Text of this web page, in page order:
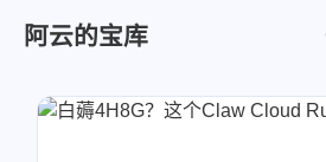
阿云的宝库